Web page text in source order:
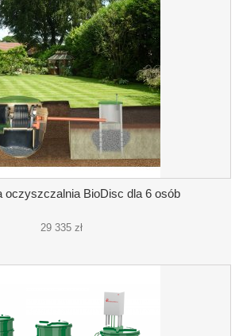
oczyszczalnia BioDisc dla 6 osób
29 335 zł